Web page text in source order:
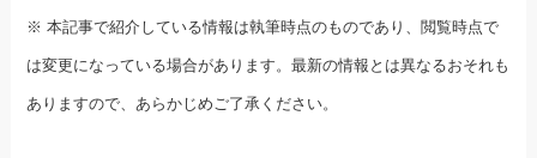
※ 本記事で紹介している情報は執筆時点のものであり、閲覧時点で
は変更になっている場合があります。最新の情報とは異なるおそれも
ありますので、あらかじめご了承ください。